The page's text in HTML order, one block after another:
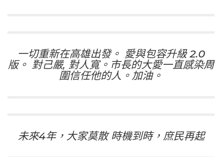
一切重新在高雄出發。 愛與包容升級 2.0
版。 對己嚴, 對人寬。市長的大愛一直感染周
圍信任他的人。加油。
未來4年，大家莫散 時機到時，庶民再起